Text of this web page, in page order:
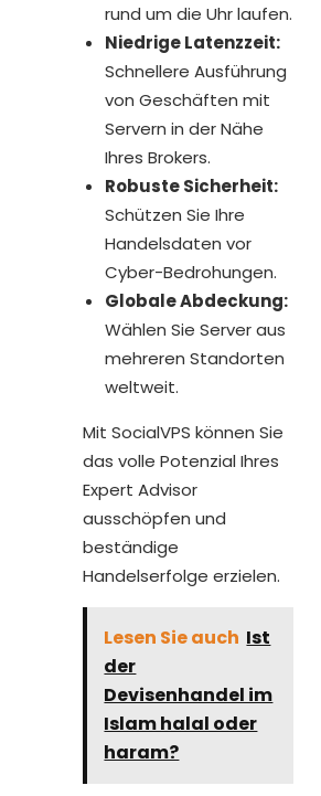
rund um die Uhr laufen.
Niedrige Latenzzeit:
Schnellere Ausführung
von Geschäften mit
Servern in der Nähe
Ihres Brokers.
Robuste Sicherheit:
Schützen Sie Ihre
Handelsdaten vor
Cyber-Bedrohungen.
Globale Abdeckung:
Wählen Sie Server aus
mehreren Standorten
weltweit.
Mit SocialVPS können Sie
das volle Potenzial Ihres
Expert Advisor
ausschöpfen und
beständige
Handelserfolge erzielen.
Lesen Sie auch Ist
der
Devisenhandel im
Islam halal oder
haram?